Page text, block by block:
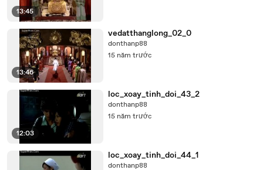
13:45
13:46
vedatthanglong_02_0
donthanp88
15 năm trước
12:03
loc_xoay_tinh_doi_43_2
donthanp88
15 năm trước
loc_xoay_tinh_doi_44_1
donthanp88